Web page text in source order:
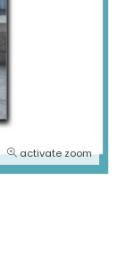
activate zoom